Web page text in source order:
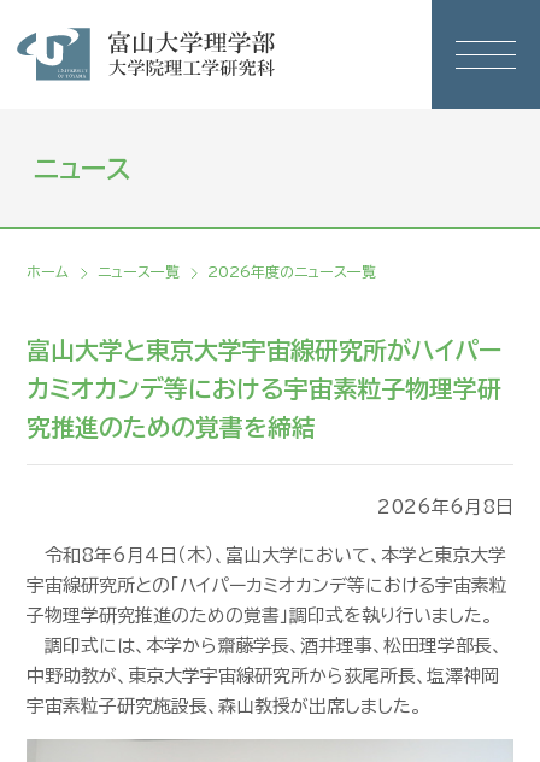
ニュース
ホーム ニュース一覧 2026年度のニュース一覧
富山大学と東京大学宇宙線研究所がハイパー
カミオカンデ等における宇宙素粒子物理学研
究推進のための覚書を締結
2026年6月8日
令和8年6月4日（木）、富山大学において、本学と東京大学
宇宙線研究所との「ハイパーカミオカンデ等における宇宙素粒
子物理学研究推進のための覚書」調印式を執り行いました。
調印式には、本学から齋藤学長、酒井理事、松田理学部長、
中野助教が、東京大学宇宙線研究所から荻尾所長、塩澤神岡
宇宙素粒子研究施設長、森山教授が出席しました。